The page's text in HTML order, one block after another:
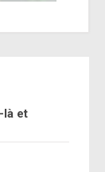
là et